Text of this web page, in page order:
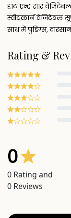
हाट एन्ड सार
स्वीटकार्न वेजिटेबल
साथ में पुडिंग्स,
Rating &
0
0 Rating and
0 Reviews